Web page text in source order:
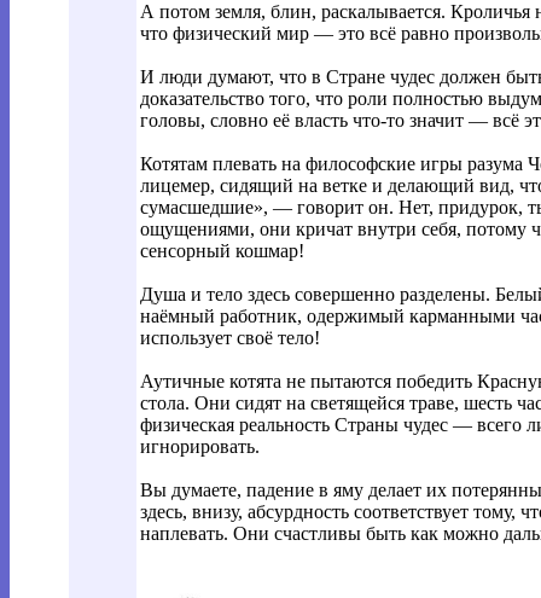
А потом земля, блин, раскалывается.
что физический мир — это всё равно
И люди думают, что в Стране чудес должен
доказательство того, что роли полностью
головы, словно её власть что-то значит — всё
Котятам плевать на философские игры
лицемер, сидящий на ветке и делающий вид,
сумасшедшие», — говорит он. Нет, придурок,
ощущениями, они кричат ​​внутри себя, потому
сенсорный кошмар!
Душа и тело здесь совершенно разделены.
наёмный работник, одержимый карманными
использует своё тело!
Аутичные котята не пытаются победить
стола. Они сидят на светящейся траве, шесть
физическая реальность Страны чудес — всего
игнорировать.
Вы думаете, падение в яму делает их
здесь, внизу, абсурдность соответствует
наплевать. Они счастливы быть как можно